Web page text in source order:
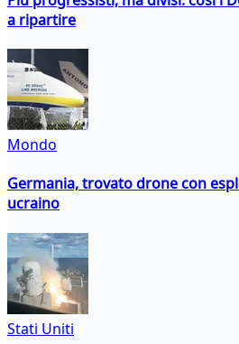
a ripartire
Mondo
Germania, trovato drone con
ucraino
Stati Uniti